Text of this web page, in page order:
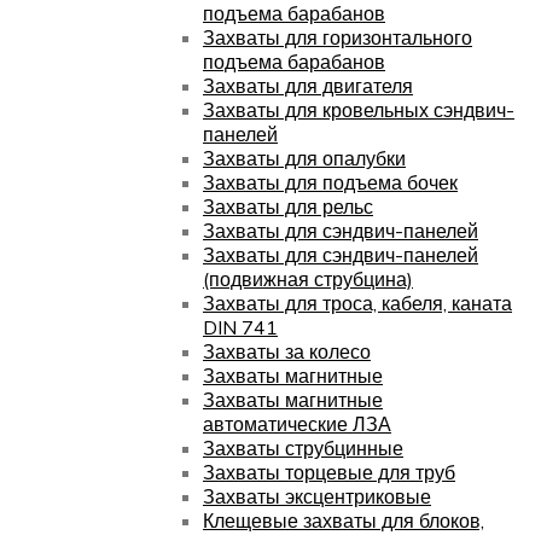
подъема барабанов
Захваты для горизонтального
подъема барабанов
Захваты для двигателя
Захваты для кровельных сэндвич-
панелей
Захваты для опалубки
Захваты для подъема бочек
Захваты для рельс
Захваты для сэндвич-панелей
Захваты для сэндвич-панелей
(подвижная струбцина)
Захваты для троса, кабеля, каната
DIN 741
Захваты за колесо
Захваты магнитные
Захваты магнитные
автоматические ЛЗА
Захваты струбцинные
Захваты торцевые для труб
Захваты эксцентриковые
Клещевые захваты для блоков,